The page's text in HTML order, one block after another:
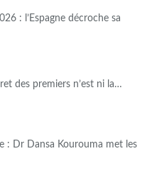
: l’Espagne décroche sa
des premiers n’est ni la…
: Dr Dansa Kourouma met les